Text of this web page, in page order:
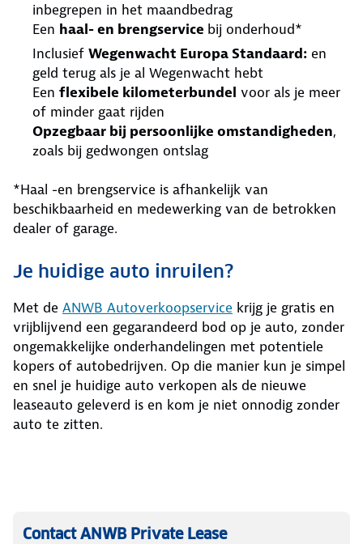
inbegrepen in het maandbedrag
Een haal- en brengservice bij onderhoud*
Inclusief Wegenwacht Europa Standaard: en
geld terug als je al Wegenwacht hebt
Een flexibele kilometerbundel voor als je meer
of minder gaat rijden
Opzegbaar bij persoonlijke omstandigheden,
zoals bij gedwongen ontslag
*Haal -en brengservice is afhankelijk van
beschikbaarheid en medewerking van de betrokken
dealer of garage.
Je huidige auto inruilen?
Met de ANWB Autoverkoopservice krijg je gratis en
vrijblijvend een gegarandeerd bod op je auto, zonder
ongemakkelijke onderhandelingen met potentiele
kopers of autobedrijven. Op die manier kun je simpel
en snel je huidige auto verkopen als de nieuwe
leaseauto geleverd is en kom je niet onnodig zonder
auto te zitten.
Contact ANWB Private Lease